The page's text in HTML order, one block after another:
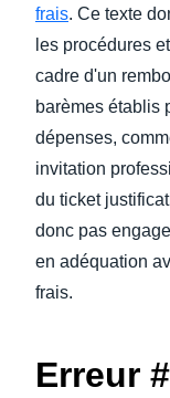
frais. Ce texte
les procédures
cadre d'un
barèmes établis
dépenses,
invitation
du ticket
donc pas
en adéquation
frais.
Erreur